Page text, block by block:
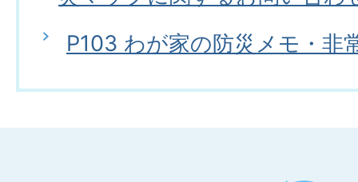
P103 わが家の防災メモ・非